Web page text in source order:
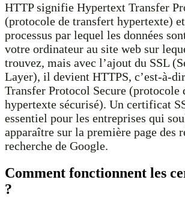
HTTP signifie Hypertext Transfer
(protocole de transfert hypertexte)
processus par lequel les données
votre ordinateur au site web sur
trouvez, mais avec l’ajout du SSL
Layer), il devient HTTPS, c’est-à-
Transfer Protocol Secure (protocole
hypertexte sécurisé). Un certificat
essentiel pour les entreprises qui
apparaître sur la première page des
recherche de Google.
Comment fonctionnent les
?